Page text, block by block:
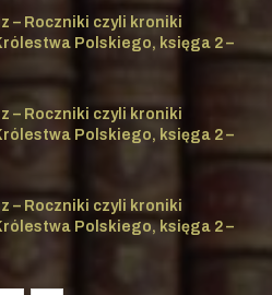
– Roczniki czyli kroniki
Polskiego, księga 2 –
– Roczniki czyli kroniki
Polskiego, księga 2 –
– Roczniki czyli kroniki
Polskiego, księga 2 –